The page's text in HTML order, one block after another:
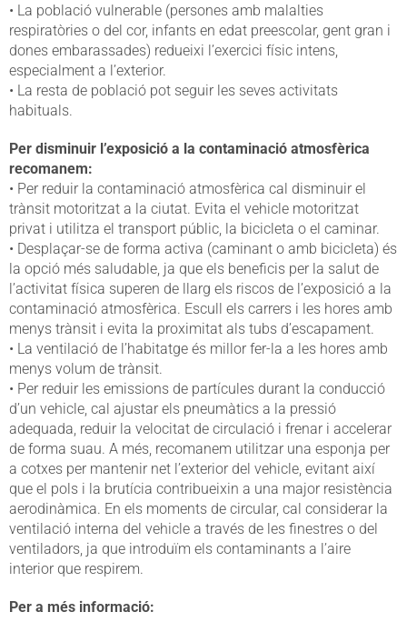
• La població vulnerable (persones amb malalties
respiratòries o del cor, infants en edat preescolar, gent gran i
dones embarassades) redueixi l’exercici físic intens,
especialment a l’exterior.
• La resta de població pot seguir les seves activitats
habituals.
Per disminuir l’exposició a la contaminació atmosfèrica
recomanem:
• Per reduir la contaminació atmosfèrica cal disminuir el
trànsit motoritzat a la ciutat. Evita el vehicle motoritzat
privat i utilitza el transport públic, la bicicleta o el caminar.
• Desplaçar-se de forma activa (caminant o amb bicicleta) és
la opció més saludable, ja que els beneficis per la salut de
l’activitat física superen de llarg els riscos de l’exposició a la
contaminació atmosfèrica. Escull els carrers i les hores amb
menys trànsit i evita la proximitat als tubs d’escapament.
• La ventilació de l’habitatge és millor fer-la a les hores amb
menys volum de trànsit.
• Per reduir les emissions de partícules durant la conducció
d’un vehicle, cal ajustar els pneumàtics a la pressió
adequada, reduir la velocitat de circulació i frenar i accelerar
de forma suau. A més, recomanem utilitzar una esponja per
a cotxes per mantenir net l’exterior del vehicle, evitant així
que el pols i la brutícia contribueixin a una major resistència
aerodinàmica. En els moments de circular, cal considerar la
ventilació interna del vehicle a través de les finestres o del
ventiladors, ja que introduïm els contaminants a l’aire
interior que respirem.
Per a més informació: